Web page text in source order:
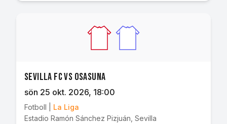
Sevilla FC vs Osasuna
sön 25 okt. 2026, 18:00
Fotboll
La Liga
Estadio Ramón Sánchez Pizjuán Sevilla